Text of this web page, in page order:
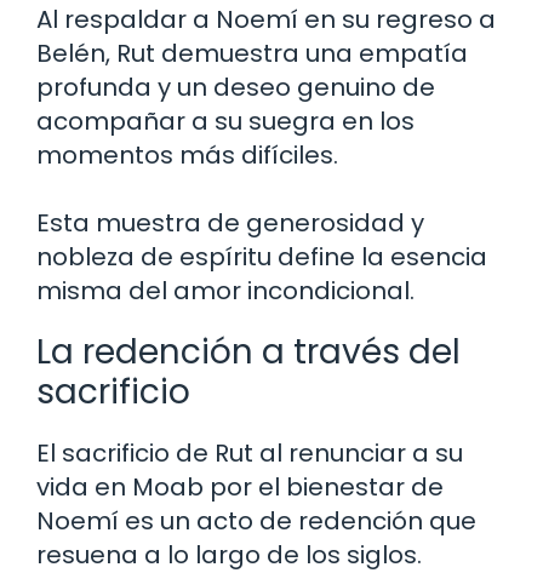
Al respaldar a Noemí en su regreso a
Belén, Rut demuestra una empatía
profunda y un deseo genuino de
acompañar a su suegra en los
momentos más difíciles.
Esta muestra de generosidad y
nobleza de espíritu define la esencia
misma del amor incondicional.
La redención a través del
sacrificio
El sacrificio de Rut al renunciar a su
vida en Moab por el bienestar de
Noemí es un acto de redención que
resuena a lo largo de los siglos.